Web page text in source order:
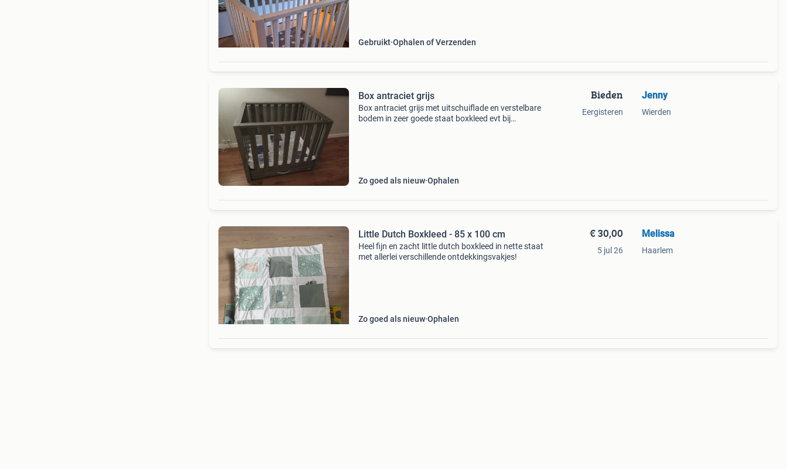
Gebruikt Ophalen of Verzenden
Box antraciet grijs
Box antraciet grijs met uitschuiflade en verstelbare
bodem in zeer goede staat boxkleed evt bij
Zo goed als nieuw Ophalen
Bieden
Eergisteren
Jenny
Wierden
Little Dutch Boxkleed - 85 x 100 cm
Heel fijn en zacht little dutch boxkleed in nette staat
met allerlei verschillende ontdekkingsvakjes!
Zo goed als nieuw Ophalen
€ 30,00
5 jul 26
Melissa
Haarlem